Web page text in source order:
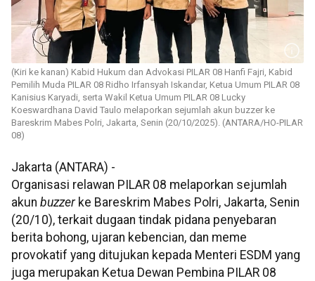
(Kiri ke kanan) Kabid Hukum dan Advokasi PILAR 08 Hanfi Fajri, Kabid
Pemilih Muda PILAR 08 Ridho Irfansyah Iskandar, Ketua Umum PILAR 08
Kanisius Karyadi, serta Wakil Ketua Umum PILAR 08 Lucky
Koeswardhana David Taulo melaporkan sejumlah akun buzzer ke
Bareskrim Mabes Polri, Jakarta, Senin (20/10/2025). (ANTARA/HO-PILAR
08)
Jakarta (ANTARA) -
Organisasi relawan PILAR 08 melaporkan sejumlah
akun buzzerke Bareskrim Mabes Polri, Jakarta, Senin
(20/10), terkait dugaan tindak pidana penyebaran
berita bohong, ujaran kebencian, dan meme
provokatif yang ditujukan kepada Menteri ESDM yang
juga merupakan Ketua Dewan Pembina PILAR 08